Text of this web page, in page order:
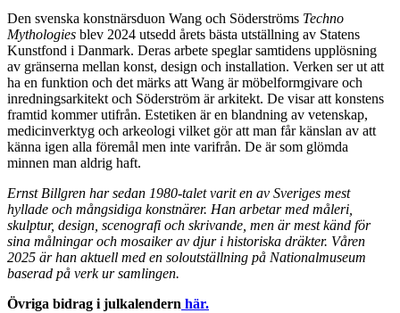
Den svenska konstnärsduon Wang och Söderströms Techno
Mythologies blev 2024 utsedd årets bästa utställning av Statens
Kunstfond i Danmark. Deras arbete speglar samtidens upplösning
av gränserna mellan konst, design och installation. Verken ser ut att
ha en funktion och det märks att Wang är möbelformgivare och
inredningsarkitekt och Söderström är arkitekt. De visar att konstens
framtid kommer utifrån. Estetiken är en blandning av vetenskap,
medicinverktyg och arkeologi vilket gör att man får känslan av att
känna igen alla föremål men inte varifrån. De är som glömda
minnen man aldrig haft.
Ernst Billgren har sedan 1980-talet varit en av Sveriges mest
hyllade och mångsidiga konstnärer. Han arbetar med måleri,
skulptur, design, scenografi och skrivande, men är mest känd för
sina målningar och mosaiker av djur i historiska dräkter. Våren
2025 är han aktuell med en soloutställning på Nationalmuseum
baserad på verk ur samlingen.
Övriga bidrag i julkalendern här.